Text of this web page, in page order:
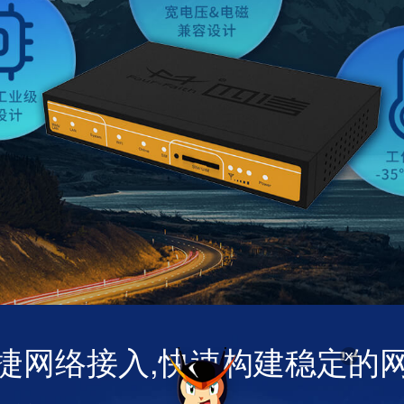
网络接入,快速构建稳定的